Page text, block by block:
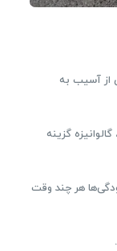
از آسیب به
گزینه
هر چند وقت